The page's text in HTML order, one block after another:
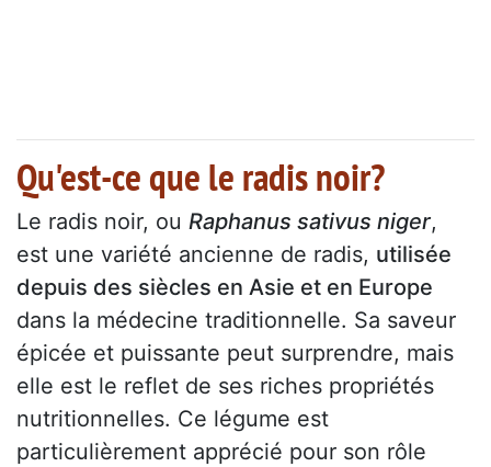
Qu'est-ce que le radis noir?
Le radis noir, ou Raphanus sativus niger,
est une variété ancienne de radis, utilisée
depuis des siècles en Asie et en Europe
dans la médecine traditionnelle. Sa saveur
épicée et puissante peut surprendre, mais
elle est le reflet de ses riches propriétés
nutritionnelles. Ce légume est
particulièrement apprécié pour son rôle